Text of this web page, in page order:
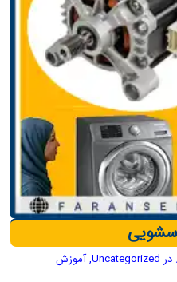
در Uncategorized
,آموزش